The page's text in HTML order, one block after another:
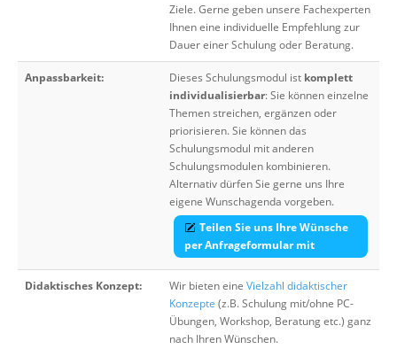
Ziele. Gerne geben unsere Fachexperten
Ihnen eine individuelle Empfehlung zur
Dauer einer Schulung oder Beratung.
Anpassbarkeit: Dieses Schulungsmodul ist komplett
individualisierbar: Sie können einzelne
Themen streichen, ergänzen oder
priorisieren. Sie können das
Schulungsmodul mit anderen
Schulungsmodulen kombinieren.
Alternativ dürfen Sie gerne uns Ihre
eigene Wunschagenda vorgeben.
Teilen Sie uns Ihre Wünsche
per Anfrageformular mit
Didaktisches Konzept: Wir bieten eine Vielzahl didaktischer
Konzepte (z.B. Schulung mit/ohne PC-
Übungen, Workshop, Beratung etc.) ganz
nach Ihren Wünschen.